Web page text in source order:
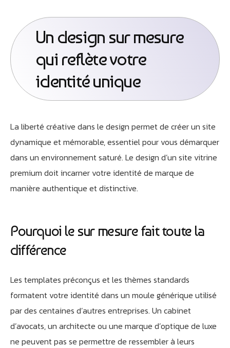
Un design sur mesure
qui reflète votre
identité unique
La liberté créative dans le design permet de créer un site
dynamique et mémorable, essentiel pour vous démarquer
dans un environnement saturé. Le design d’un site vitrine
premium doit incarner votre identité de marque de
manière authentique et distinctive.
Pourquoi le sur mesure fait toute la
différence
Les templates préconçus et les thèmes standards
formatent votre identité dans un moule générique utilisé
par des centaines d’autres entreprises. Un cabinet
d’avocats, un architecte ou une marque d’optique de luxe
ne peuvent pas se permettre de ressembler à leurs